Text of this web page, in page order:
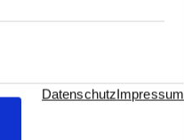
DatenschutzImpressum